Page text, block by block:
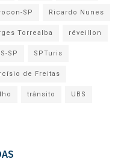
SP Ricardo Nunes
Torrealba réveillon
SP SPTuris
de Freitas
trânsito UBS